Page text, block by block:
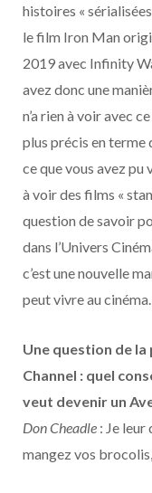
histoires «
le film Iron Man
2019 avec Infinity
avez donc une
n’a rien à voir avec
plus précis en terme
ce que vous avez pu
à voir des films «
question de savoir
dans l’Univers
c’est une nouvelle
peut vivre au
Une question de
Channel : quel
veut devenir un
Don Cheadle : Je leur
mangez vos